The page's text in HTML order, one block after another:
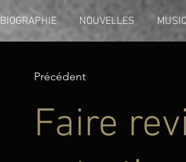
BIOGRAPHIE NOUVELLES
Précédent
Faire